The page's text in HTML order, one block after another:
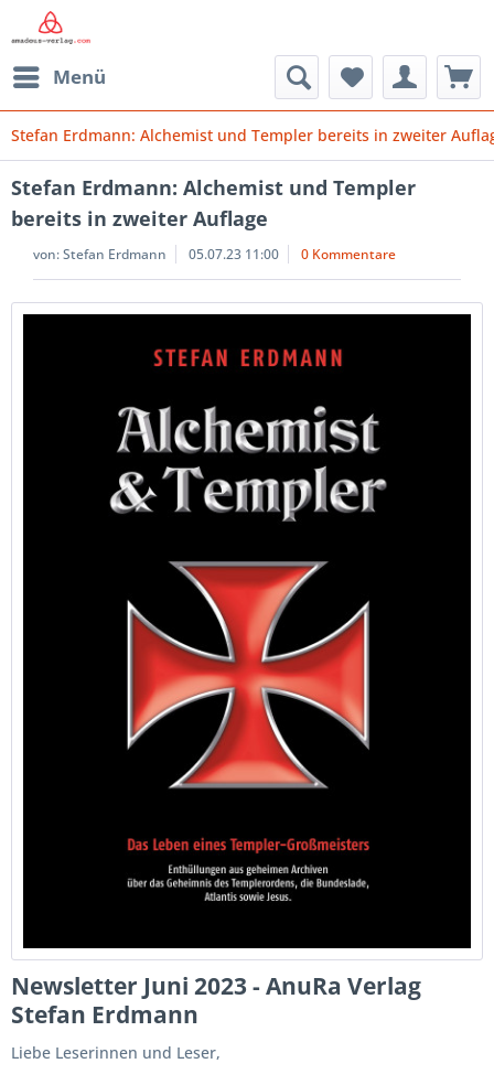
Menü
Stefan Erdmann: Alchemist und Templer bereits in zweiter
Stefan Erdmann: Alchemist und Templer
bereits in zweiter Auflage
von:Stefan Erdmann 05.07.23 11:00 0 Kommentare
Newsletter Juni 2023 - AnuRa Verlag
Stefan Erdmann
Liebe Leserinnen und Leser,